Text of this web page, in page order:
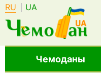
RU UA
Чемоданы